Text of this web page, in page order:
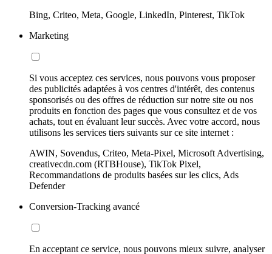
Bing, Criteo, Meta, Google, LinkedIn, Pinterest, TikTok
Marketing
Si vous acceptez ces services, nous pouvons vous proposer
des publicités adaptées à vos centres d'intérêt, des contenus
sponsorisés ou des offres de réduction sur notre site ou nos
produits en fonction des pages que vous consultez et de vos
achats, tout en évaluant leur succès. Avec votre accord, nous
utilisons les services tiers suivants sur ce site internet :
AWIN, Sovendus, Criteo, Meta-Pixel, Microsoft Advertising,
creativecdn.com (RTBHouse), TikTok Pixel,
Recommandations de produits basées sur les clics, Ads
Defender
Conversion-Tracking avancé
En acceptant ce service, nous pouvons mieux suivre, analyser